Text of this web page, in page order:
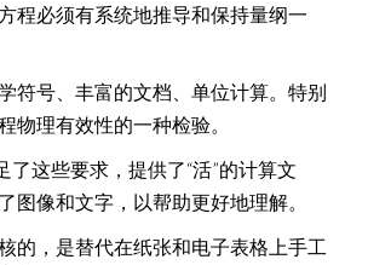
程必须有系统地推导和保持量纲一
符号、丰富的文档、单位计算。特别
物理有效性的一种检验。
了这些要求，提供了“活”的计算文
图像和文字，以帮助更好地理解。
的，是替代在纸张和电子表格上手工